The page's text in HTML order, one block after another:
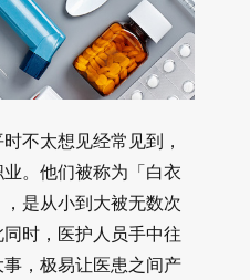
不太想见经常见到，
。他们被称为「白衣
是从小到大被无数次
时，医护人员手中往
，极易让医患之间产